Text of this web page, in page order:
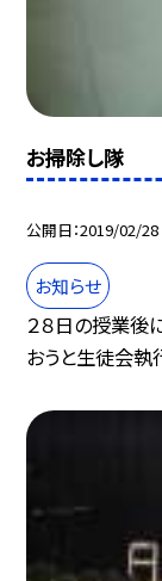
お掃除し隊
公開日 2019/02/28
お知らせ
２８日の授業後
おうと生徒会執